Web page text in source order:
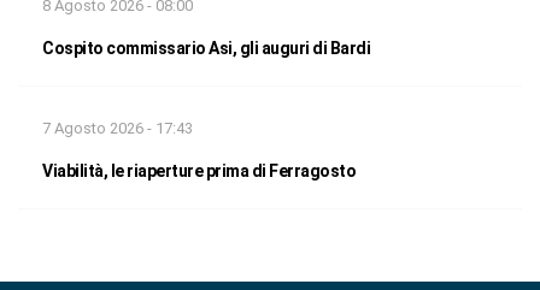
8 Agosto 2026 - 08:00
Cospito commissario Asi, gli auguri di Bardi
7 Agosto 2026 - 17:43
Viabilità, le riaperture prima di Ferragosto